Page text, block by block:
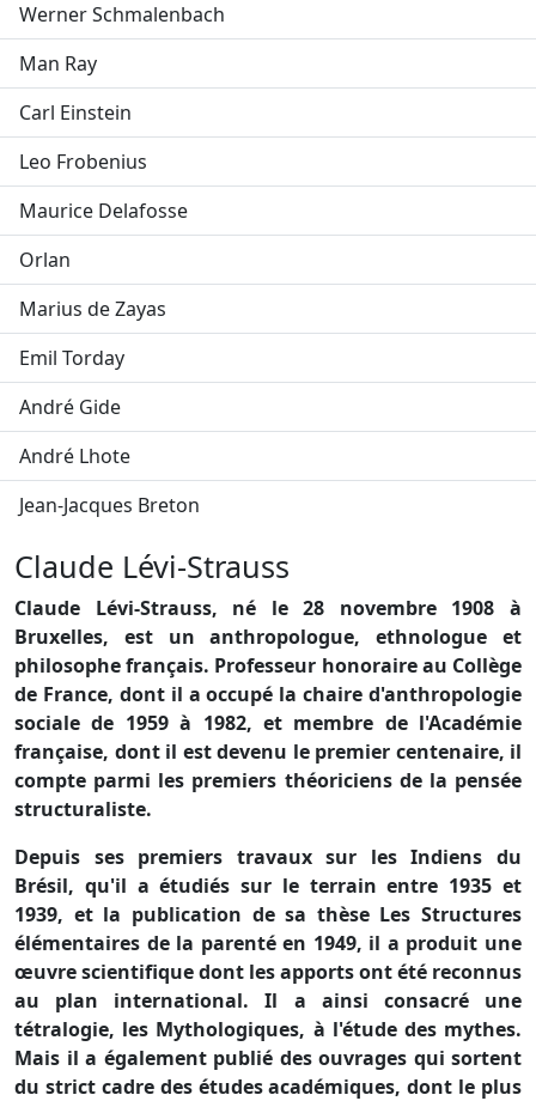
Werner Schmalenbach
Man Ray
Carl Einstein
Leo Frobenius
Maurice Delafosse
Orlan
Marius de Zayas
Emil Torday
André Gide
André Lhote
Jean-Jacques Breton
Claude Lévi-Strauss
Claude Lévi-Strauss, né le 28 novembre 1908 à
Bruxelles, est un anthropologue, ethnologue et
philosophe français. Professeur honoraire au Collège
de France, dont il a occupé la chaire d'anthropologie
sociale de 1959 à 1982, et membre de l'Académie
française, dont il est devenu le premier centenaire, il
compte parmi les premiers théoriciens de la pensée
structuraliste.
Depuis ses premiers travaux sur les Indiens du
Brésil, qu'il a étudiés sur le terrain entre 1935 et
1939, et la publication de sa thèse Les Structures
élémentaires de la parenté en 1949, il a produit une
œuvre scientifique dont les apports ont été reconnus
au plan international. Il a ainsi consacré une
tétralogie, les Mythologiques, à l'étude des mythes.
Mais il a également publié des ouvrages qui sortent
du strict cadre des études académiques, dont le plus